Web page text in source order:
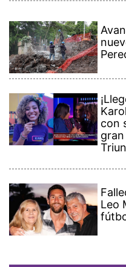
con
Leo